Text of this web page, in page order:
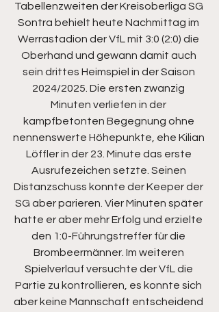
Tabellenzweiten der Kreisoberliga SG
Sontra behielt heute Nachmittag im
Werrastadion der VfL mit 3:0 (2:0) die
Oberhand und gewann damit auch
sein drittes Heimspiel in der Saison
2024/2025. Die ersten zwanzig
Minuten verliefen in der
kampfbetonten Begegnung ohne
nennenswerte Höhepunkte, ehe Kilian
Löffler in der 23. Minute das erste
Ausrufezeichen setzte. Seinen
Distanzschuss konnte der Keeper der
SG aber parieren. Vier Minuten später
hatte er aber mehr Erfolg und erzielte
den 1:0-Führungstreffer für die
Brombeermänner. Im weiteren
Spielverlauf versuchte der VfL die
Partie zu kontrollieren, es konnte sich
aber keine Mannschaft entscheidend